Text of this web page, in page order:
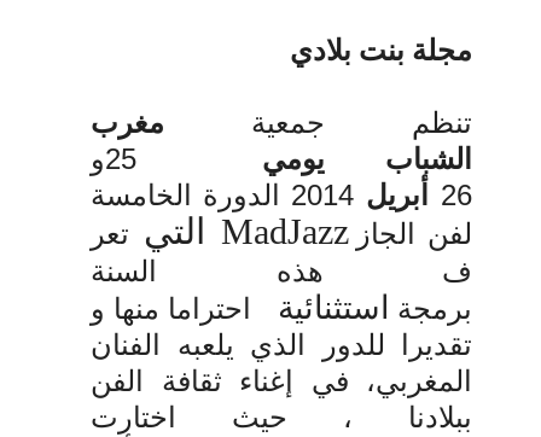
مجلة بنت بلادي
تنظم جمعية
مغرب
الشباب
يومي 25و
26
أبريل 2014 الدورة
الخامسة
لفن
الجاز MadJazz التي تعر
ف هذه السنة
برمجة
استثنائية
احتراما منها و
تقديرا للدور الذي يلعبه الفنان
المغربي، في إغناء ثقافة الفن
ببلادنا ، حيث اختارت